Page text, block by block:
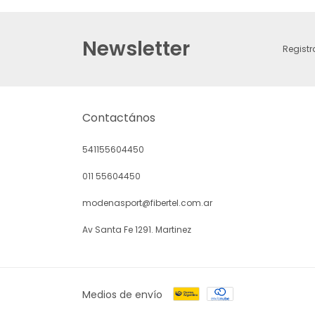
Newsletter
Contactános
541155604450
011 55604450
modenasport@fibertel.com.ar
Av Santa Fe 1291. Martinez
Medios de envío